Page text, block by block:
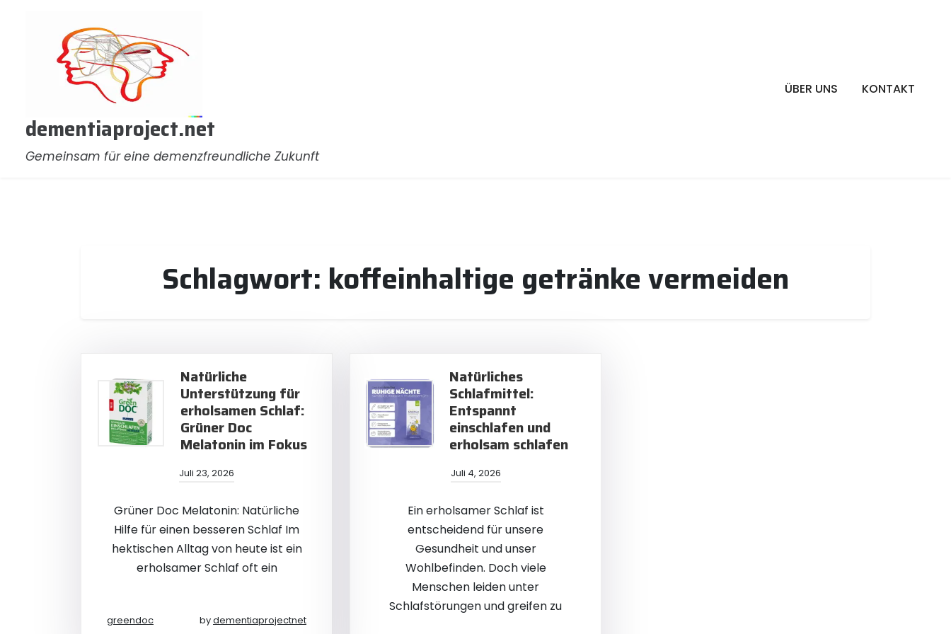
dementiaproject.net
Gemeinsam für eine demenzfreundliche Zukunft
ÜBER UNS KONTAKT
Schlagwort: koffeinhaltige getränke vermeiden
Natürliche
Unterstützung für
erholsamen Schlaf:
Grüner Doc
Melatonin im Fokus
Juli 23, 2026
Grüner Doc Melatonin: Natürliche
Hilfe für einen besseren Schlaf Im
hektischen Alltag von heute ist ein
erholsamer Schlaf oft ein
greendoc bydementiaprojectnet
Natürliches
Schlafmittel:
Entspannt
einschlafen und
erholsam schlafen
Juli 4, 2026
Ein erholsamer Schlaf ist
entscheidend für unsere
Gesundheit und unser
Wohlbefinden. Doch viele
Menschen leiden unter
Schlafstörungen und greifen zu